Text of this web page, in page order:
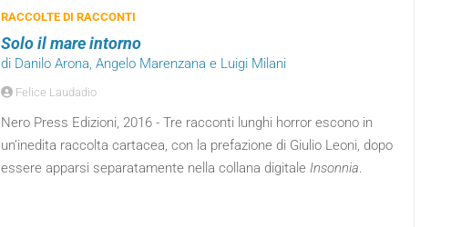
RACCOLTE DI RACCONTI
Solo il mare intorno
di Danilo Arona, Angelo Marenzana e Luigi Milani
Felice Laudadio
Nero Press Edizioni, 2016 - Tre racconti lunghi horror escono in
un’inedita raccolta cartacea, con la prefazione di Giulio Leoni, dopo
essere apparsi separatamente nella collana digitale Insonnia.